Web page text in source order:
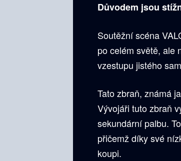
Důvodem jsou
Soutěžní scéna
po celém světě, ale
vzestupu jistého
Tato zbraň, známá
Vývojáři tuto zbraň
sekundární palbu.
přičemž díky své
koupi.